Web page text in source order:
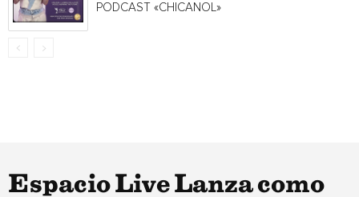
PODCAST «CHICANOL»
Espacio Live Lanza como